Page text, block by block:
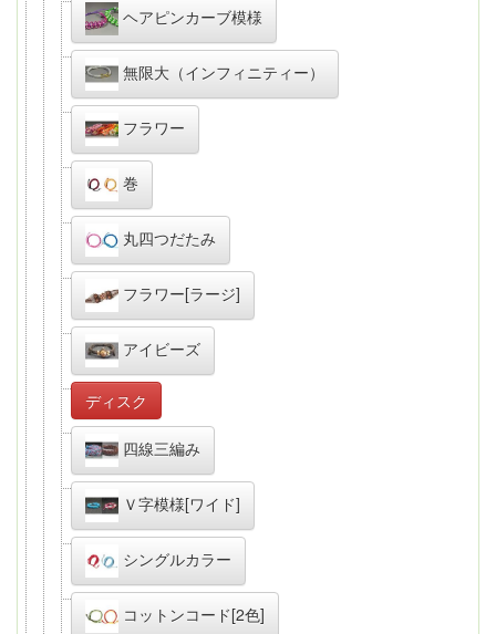
ヘアピンカーブ模様
無限大（インフィニティー）
フラワー
巻
丸四つだたみ
フラワー[ラージ]
アイビーズ
ディスク
四線三編み
Ｖ字模様[ワイド]
シングルカラー
コットンコード[2色]